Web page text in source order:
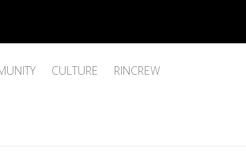
CULTURE RINCREW